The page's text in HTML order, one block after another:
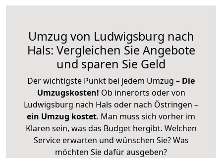
Umzug von Ludwigsburg nach
Hals: Vergleichen Sie Angebote
und sparen Sie Geld
Der wichtigste Punkt bei jedem Umzug – Die
Umzugskosten! Ob innerorts oder von
Ludwigsburg nach Hals oder nach Östringen –
ein Umzug kostet. Man muss sich vorher im
Klaren sein, was das Budget hergibt. Welchen
Service erwarten und wünschen Sie? Was
möchten Sie dafür ausgeben?